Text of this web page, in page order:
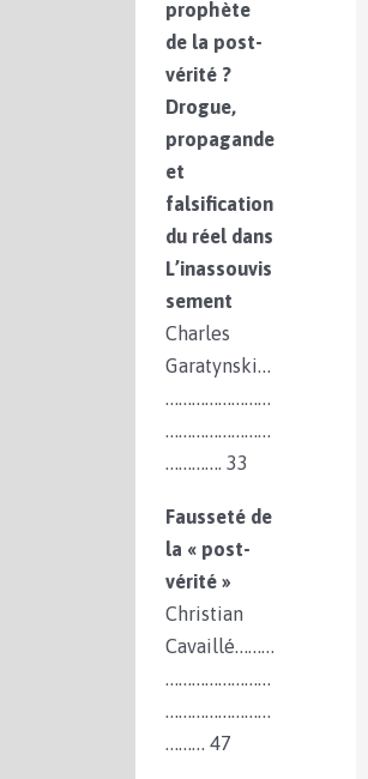
prophète
de la post-
vérité ?
Drogue,
propagande
et
falsification
du réel dans
L’inassouvis
sement
Charles
Garatynski…
……………………
……………………
…………. 33
Fausseté de
la « post-
vérité »
Christian
Cavaillé………
……………………
……………………
……… 47